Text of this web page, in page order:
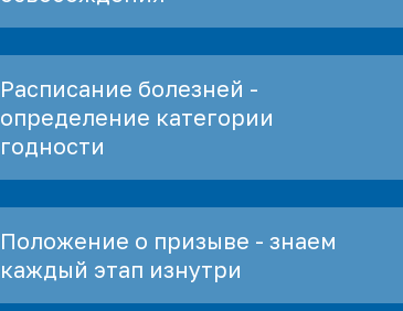
Расписание болезней -
определение категории
годности
Положение о призыве - знаем
каждый этап изнутри